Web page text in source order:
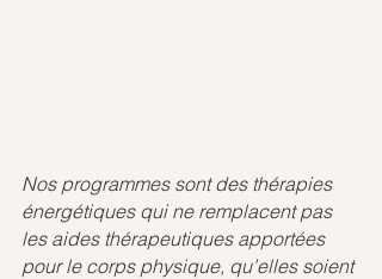
Nos programmes sont des thérapies
énergétiques qui ne remplacent pas
les aides thérapeutiques apportées
pour le corps physique, qu’elles soient